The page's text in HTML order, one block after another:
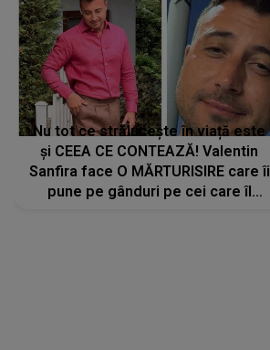
Nu tot ce strălucește în viață este
și CEEA CE CONTEAZĂ! Valentin
Sanfira face O MĂRTURISIRE care îi
pune pe gânduri pe cei care îl